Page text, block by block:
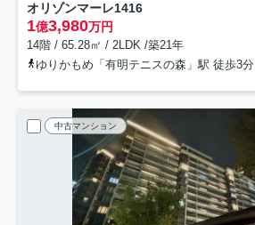
オリゾンマーレ1416
1億3,980万円
14階 / 65.28㎡ / 2LDK /築21年
ゆりかもめ「有明テニスの森」駅 徒歩3分
中古マンション